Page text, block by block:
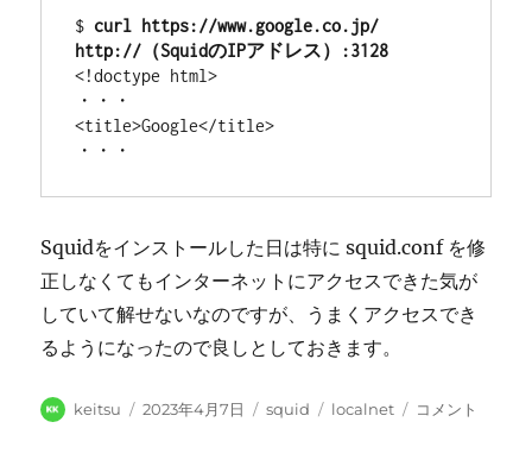
$ curl https://www.google.co.jp/
http://（SquidのIPアドレス）:3128
<!doctype html>
・・・
<title>Google</title>
・・・
Squidをインストールした日は特に squid.conf を修
正しなくてもインターネットにアクセスできた気が
していて解せないなのですが、うまくアクセスでき
るようになったので良しとしておきます。
投
keitsu
投
2023年4月7日
カ
squid
タ
localnet
Mac
コメント